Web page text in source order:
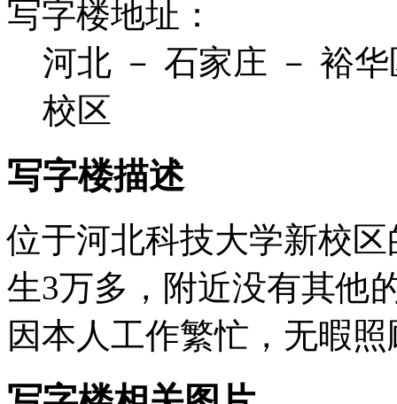
写字楼地址：
河北 － 石家庄 － 裕
校区
写字楼描述
位于河北科技大学新校
生3万多，附近没有其他
因本人工作繁忙，无暇照